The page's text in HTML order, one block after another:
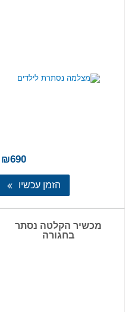
₪690
הזמן עכשיו
מכשיר הקלטה נסתר
בחגורה